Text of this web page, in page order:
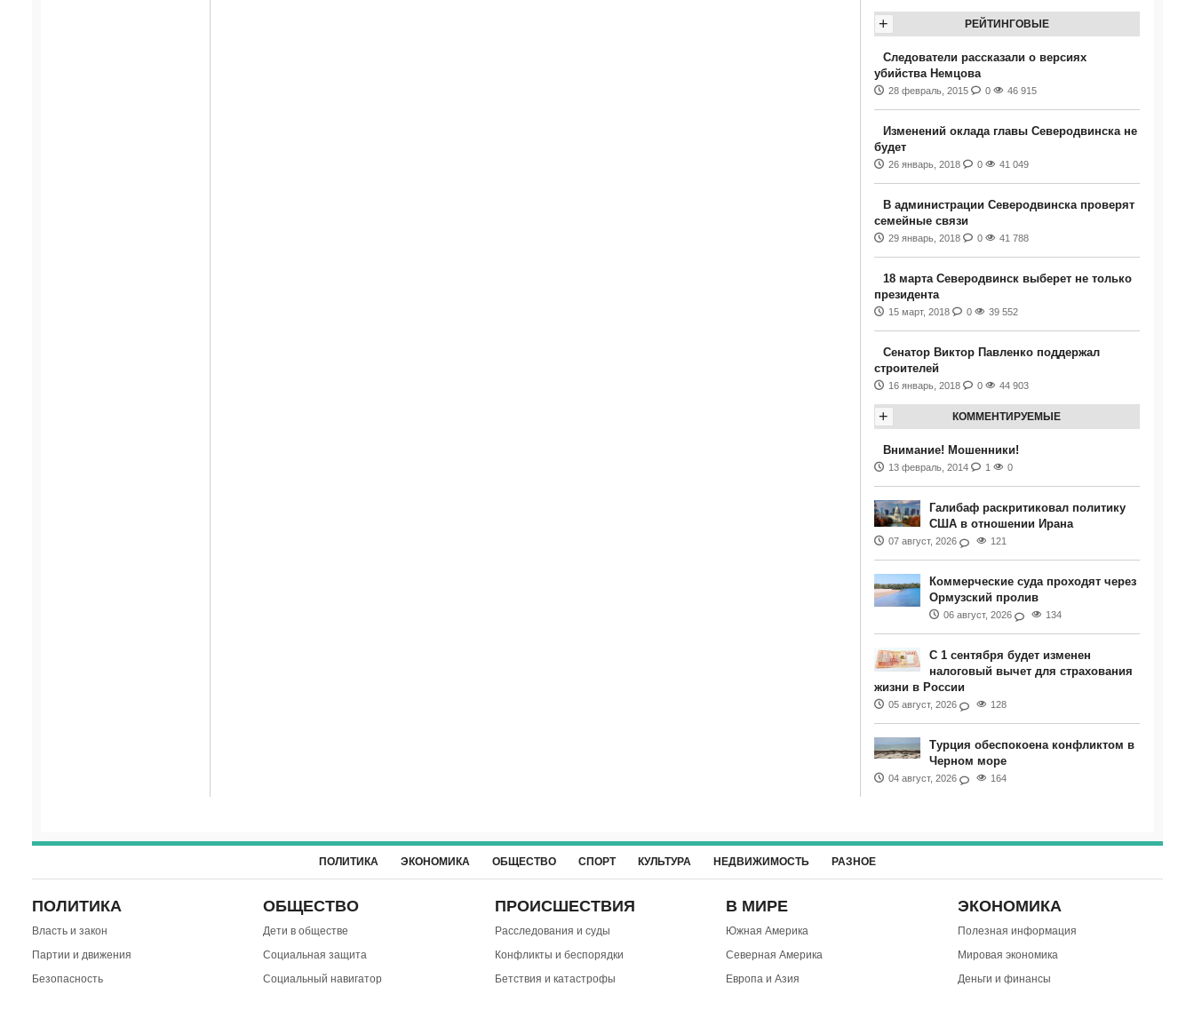
РЕЙТИНГОВЫЕ
+
Следователи рассказали о версиях
убийства Немцова
28 февраль, 2015 0 46 915
Изменений оклада главы Северодвинска не
будет
26 январь, 2018 0 41 049
В администрации Северодвинска проверят
семейные связи
29 январь, 2018 0 41 788
18 марта Северодвинск выберет не только
президента
15 март, 2018 0 39 552
Сенатор Виктор Павленко поддержал
строителей
16 январь, 2018 0 44 903
КОММЕНТИРУЕМЫЕ
+
Внимание! Мошенники!
13 февраль, 2014 1 0
Галибаф раскритиковал политику
США в отношении Ирана
07 август, 2026 121
Коммерческие суда проходят через
Ормузский пролив
06 август, 2026 134
С 1 сентября будет изменен
налоговый вычет для страхования
жизни в России
05 август, 2026 128
Турция обеспокоена конфликтом в
Черном море
04 август, 2026 164
ПОЛИТИКА ЭКОНОМИКА ОБЩЕСТВО СПОРТ КУЛЬТУРА НЕДВИЖИМОСТЬ РАЗНОЕ
ПОЛИТИКА
Власть и закон
Партии и движения
Безопасность
ОБЩЕСТВО
Дети в обществе
Социальная защита
Социальный навигатор
ПРОИСШЕСТВИЯ
Расследования и суды
Конфликты и беспорядки
Бетствия и катастрофы
В МИРЕ
Южная Америка
Северная Америка
Европа и Азия
ЭКОНОМИКА
Полезная информация
Мировая экономика
Деньги и финансы